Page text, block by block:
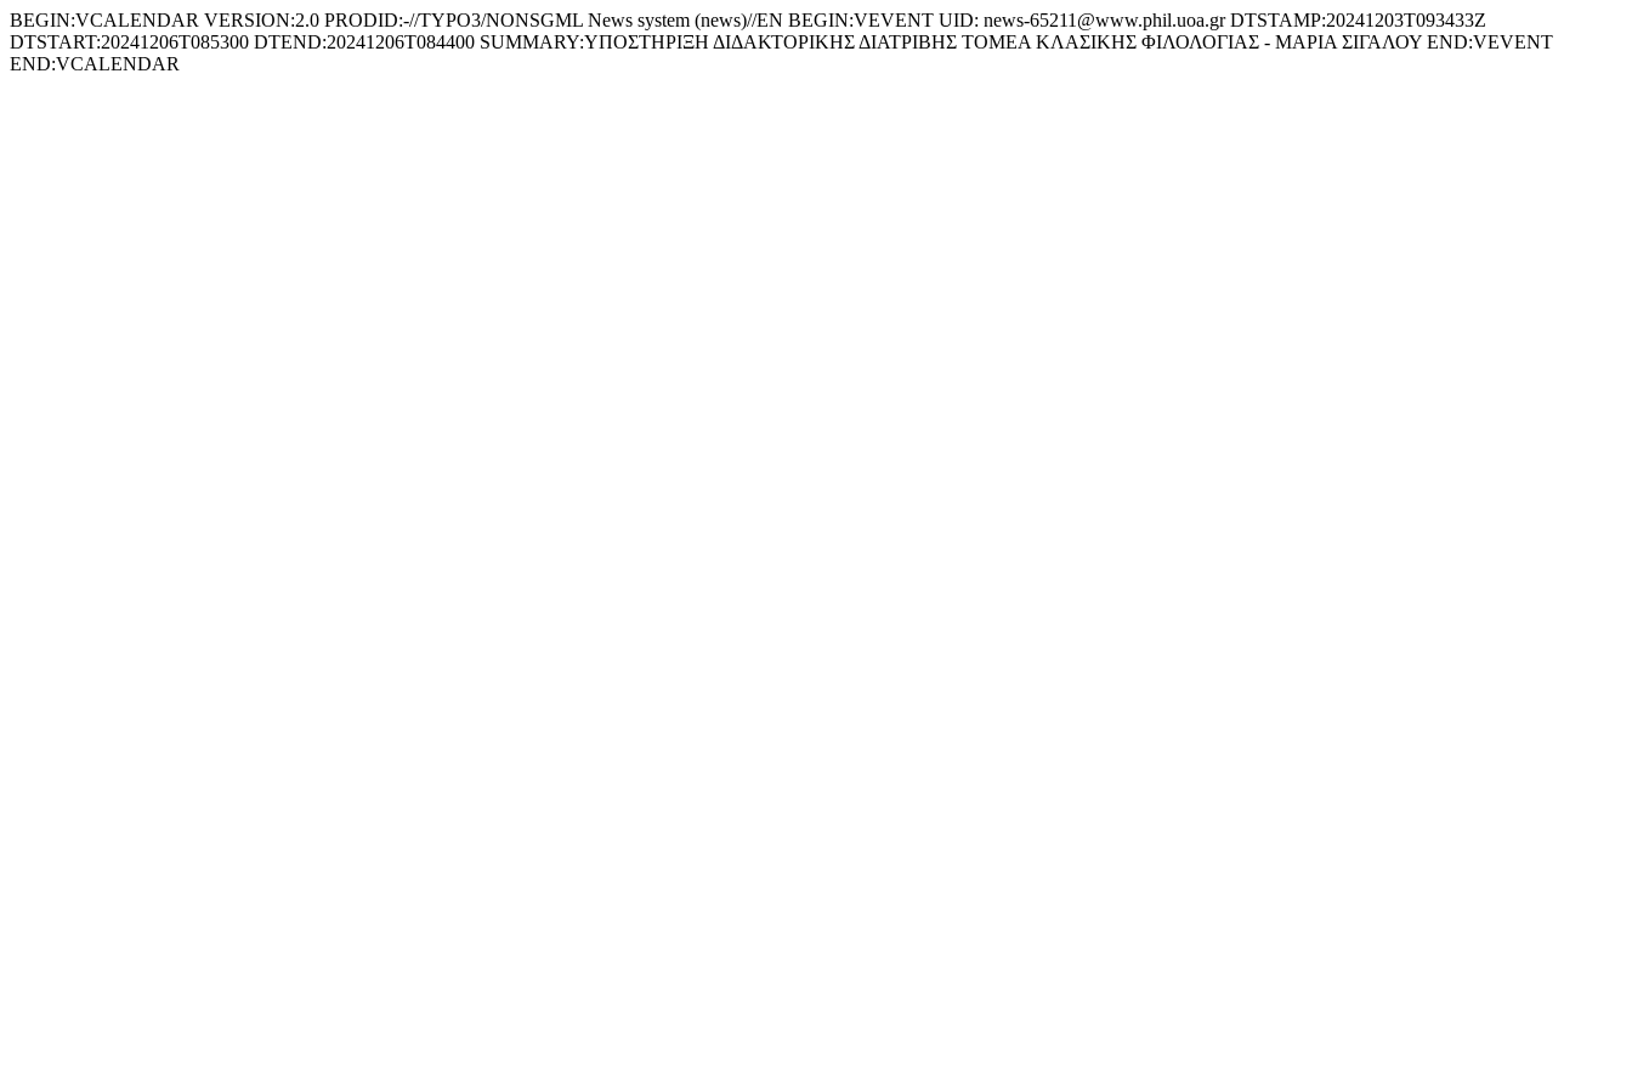
BEGIN:VCALENDAR VERSION:2.0 PRODID:-//TYPO3/NONSGML News system (news)//EN BEGIN:VEVENT UID: news-65211@www.phil.uoa.gr DTSTAMP:20241203T093433Z
DTSTART:20241206T085300 DTEND:20241206T084400 SUMMARY:ΥΠΟΣΤΗΡΙΞΗ ΔΙΔΑΚΤΟΡΙΚΗΣ ΔΙΑΤΡΙΒΗΣ ΤΟΜΕΑ ΚΛΑΣΙΚΗΣ ΦΙΛΟΛΟΓΙΑΣ - ΜΑΡΙΑ ΣΙΓΑΛΟΥ END:VEVENT
END:VCALENDAR